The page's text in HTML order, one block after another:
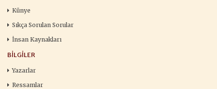
Künye
Sıkça Sorulan Sorular
İnsan Kaynakları
BILGILER
Yazarlar
Ressamlar